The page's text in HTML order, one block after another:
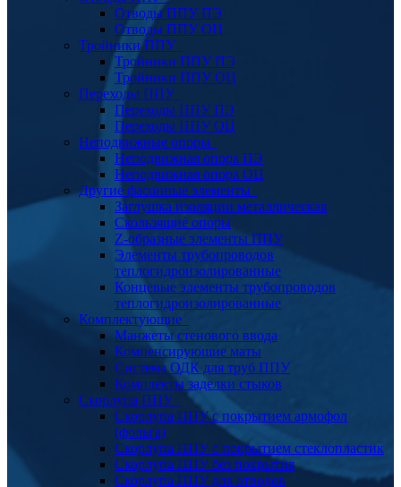
Отводы ППУ ПЭ
Отводы ППУ ОЦ
Тройники ППУ
Тройники ППУ ПЭ
Тройники ППУ ОЦ
Переходы ППУ
Переходы ППУ ПЭ
Переходы ППУ ОЦ
Неподвижные опоры
Неподвижная опора ПЭ
Неподвижная опора ОЦ
Другие фасонные элементы
Заглушка изоляции металлическая
Скользящие опоры
Z-образные элементы ППУ
Элементы трубопроводов
теплогидроизолированные
Концевые элементы трубопроводов
теплогидроизолированные
Комплектующие
Манжеты стенового ввода
Компенсирующие маты
Система ОДК для труб ППУ
Комплекты заделки стыков
Скорлупа ППУ
Скорлупа ППУ с покрытием армофол
(фольга)
Скорлупа ППУ с покрытием стеклопластик
Скорлупа ППУ без покрытия
Скорлупа ППУ для отводов